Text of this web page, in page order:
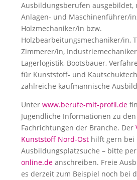
Ausbildungsberufen ausgebildet,
Anlagen- und Maschinenführer/
Holzmechaniker/in bzw.
Holzbearbeitungsmechaniker/in,
Zimmerer/in,
Lagerlogistik, Bootsbauer,
für Kunststoff- und
zahlreiche kaufmännische
Unter www.berufe-mit-profil.de
Jugendliche Informationen zu
Fachrichtungen der Branche. Der
Kunststoff Nord-Ost hilft gern bei
Ausbildungsplatzsuche – bitte
online.de anschreiben. Freie
es derzeit zum Beispiel noch bei